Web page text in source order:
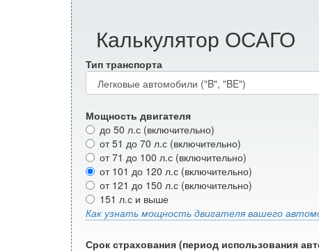
Калькулятор ОСАГО
Тип транспорта
Мощность двигателя
до 50 л.с (включительно)
от 51 до 70 л.с (включительно)
от 71 до 100 л.с (включительно)
от 101 до 120 л.с (включительно)
от 121 до 150 л.с (включительно)
151 л.с и выше
Как узнать мощность двигателя вашего
Срок страхования (период использования